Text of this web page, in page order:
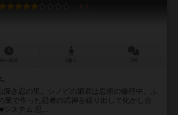
6.0
深き忍の里。シノビの姫君は忍術の修行中。ふ
葉で作った忍者の式神を繰り出して化かし合
システム 忍...